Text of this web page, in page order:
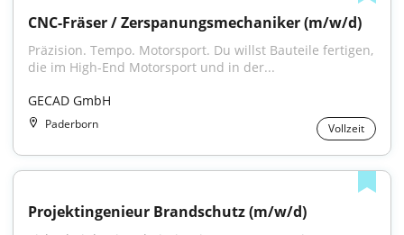
CNC-Fräser / Zerspanungsmechaniker (m/w/d)
Präzision. Tempo. Motorsport. Du willst Bauteile fertigen,
die im High-End Motorsport und in der...
GECAD GmbH
Paderborn Vollzeit
Projektingenieur Brandschutz (m/w/d)